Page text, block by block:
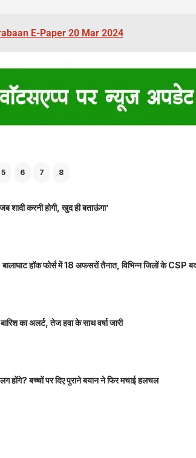
E-Paper 20 Mar 2024
5 6 7 8
शादी करनी होगी, खुद ही बताऊंगा’
हॉक फोर्स में 18 अफसरों तैनात, विभिन्न जिलों के CSP
का अलर्ट, तेज हवा के साथ वर्षा जारी
होंगे? बच्चों पर दिए पुराने बयान ने फिर मचाई हलचल